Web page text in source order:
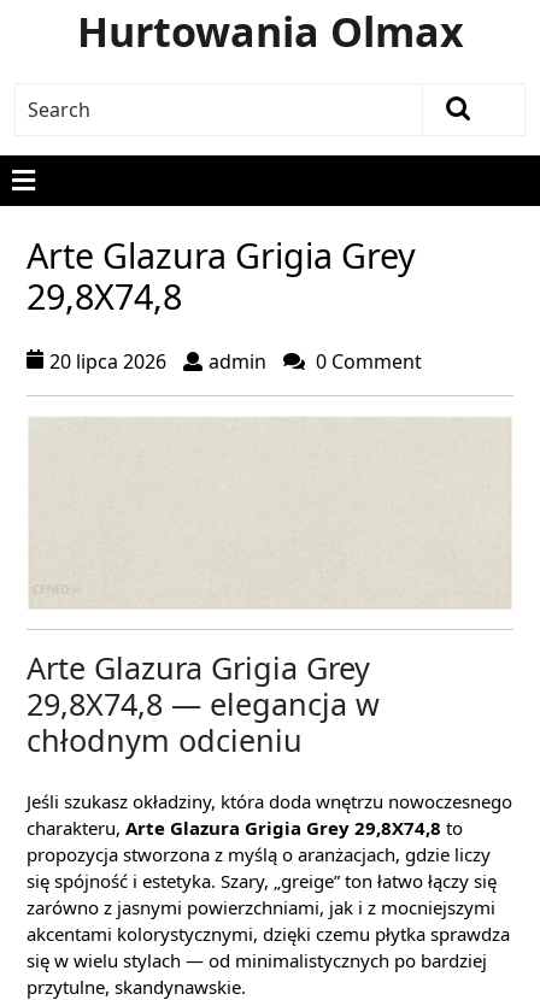
Hurtowania Olmax
Arte Glazura Grigia Grey
29,8X74,8
20 lipca 2026 admin 0 Comment
Arte Glazura Grigia Grey
29,8X74,8 — elegancja w
chłodnym odcieniu
Jeśli szukasz okładziny, która doda wnętrzu nowoczesnego
charakteru, Arte Glazura Grigia Grey 29,8X74,8 to
propozycja stworzona z myślą o aranżacjach, gdzie liczy
się spójność i estetyka. Szary, „greige” ton łatwo łączy się
zarówno z jasnymi powierzchniami, jak i z mocniejszymi
akcentami kolorystycznymi, dzięki czemu płytka sprawdza
się w wielu stylach — od minimalistycznych po bardziej
przytulne, skandynawskie.